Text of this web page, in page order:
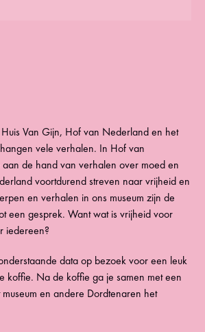
Van Gijn, Hof van Nederland en het
vele verhalen. In Hof van
de hand van verhalen over moed en
voortdurend streven naar vrijheid en
en verhalen in ons museum zijn de
een gesprek. Want wat is vrijheid voor
iedereen?
data op bezoek voor een leuk
koffie. Na de koffie ga je samen met een
en andere Dordtenaren het